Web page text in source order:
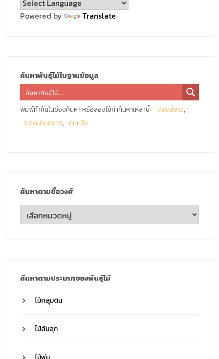
Powered by Translate
ค้นหาพันธุ์ไม้ในฐานข้อมูล
พิมพ์คำค้นในช่องค้นหา หรือลองใช้คำค้นหาเหล่านี้:
ดอกสีขาว
แดดปานกลาง
ทนแล้ง
ค้นหาตามชื่อวงศ์
ค้นหา
ตาม
ค้นหาตามประเภทของพันธุ์ไม้
ไม้คลุมดิน
ไม้ล้มลุก